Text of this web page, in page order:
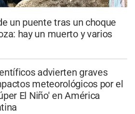
un puente tras un choque
hay un muerto y varios
advierten graves
meteorológicos por el
El Niño' en América